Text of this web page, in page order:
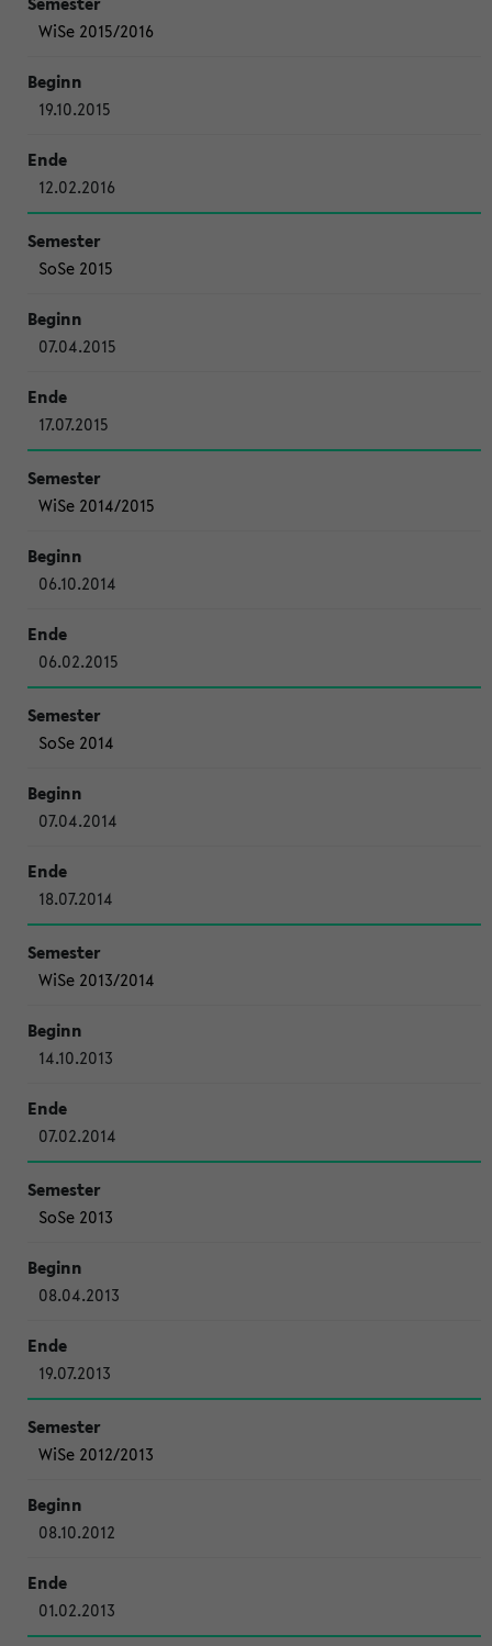
WiSe 2015/2016
19.10.2015
12.02.2016
SoSe 2015
07.04.2015
17.07.2015
WiSe 2014/2015
06.10.2014
06.02.2015
SoSe 2014
07.04.2014
18.07.2014
WiSe 2013/2014
14.10.2013
07.02.2014
SoSe 2013
08.04.2013
19.07.2013
WiSe 2012/2013
08.10.2012
01.02.2013